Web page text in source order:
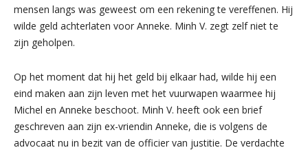
mensen langs was geweest om een rekening te vereffenen. Hij
wilde geld achterlaten voor Anneke. Minh V. zegt zelf niet te
zijn geholpen.
Op het moment dat hij het geld bij elkaar had, wilde hij een
eind maken aan zijn leven met het vuurwapen waarmee hij
Michel en Anneke beschoot. Minh V. heeft ook een brief
geschreven aan zijn ex-vriendin Anneke, die is volgens de
advocaat nu in bezit van de officier van justitie. De verdachte